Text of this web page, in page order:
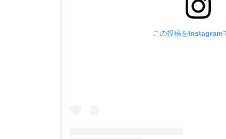
この投稿をInstagram